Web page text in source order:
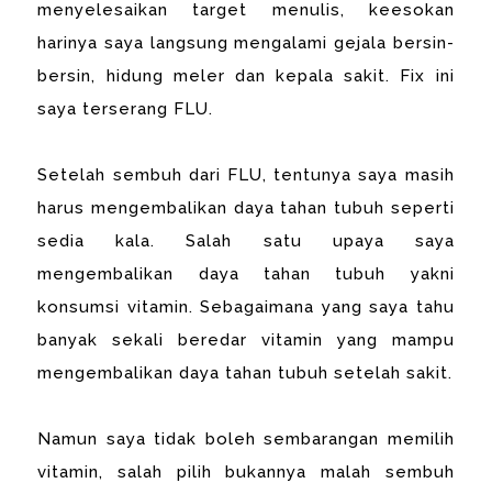
menyelesaikan target menulis, keesokan
harinya saya langsung mengalami gejala bersin-
bersin, hidung meler dan kepala sakit. Fix ini
saya terserang FLU.
Setelah sembuh dari FLU, tentunya saya masih
harus mengembalikan daya tahan tubuh seperti
sedia kala. Salah satu upaya saya
mengembalikan daya tahan tubuh yakni
konsumsi vitamin. Sebagaimana yang saya tahu
banyak sekali beredar vitamin yang mampu
mengembalikan daya tahan tubuh setelah sakit.
Namun saya tidak boleh sembarangan memilih
vitamin, salah pilih bukannya malah sembuh